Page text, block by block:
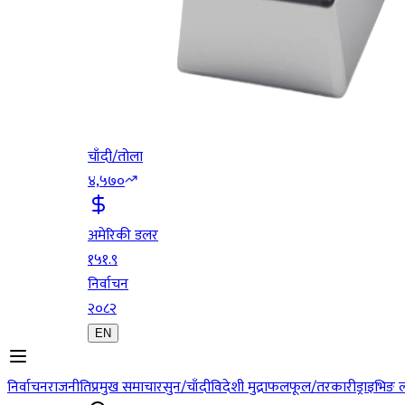
चाँदी/तोला
४,५७०
अमेरिकी डलर
१५१.९
निर्वाचन
२०८२
EN
निर्वाचनराजनीतिप्रमुख समाचारसुन/चाँदीविदेशी मुद्राफलफूल/तरकारी